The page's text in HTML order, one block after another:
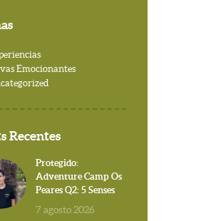
Emocionantes
Recentes
Protegido:
Adventure Camp Os
Peares Q2: 5 Senses
7 agosto 2026